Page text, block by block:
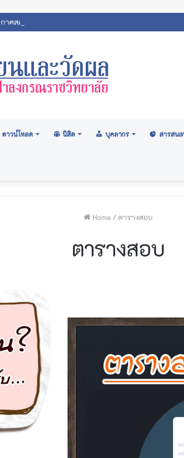
กาศสภามหาวิทยาลัย: อนุมัติปริญญา ระดับปริญญาตรี รุ่น
ดาวน์โหลด นิสิต บุคลากร สารสนเ
Home / ตารางสอบ
ตารางสอบ